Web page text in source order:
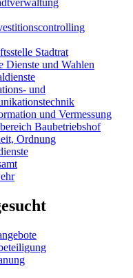
Stadtrat
Dienste und Wahlen
und
und Vermessung
Baubetriebshof
Ordnung